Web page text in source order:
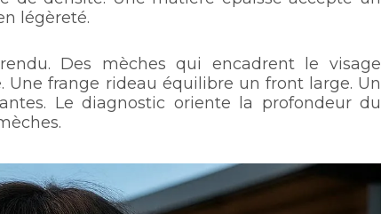
légèreté.
Des mèches qui encadrent le visage
Une frange rideau équilibre un front large. Un
Le diagnostic oriente la profondeur du